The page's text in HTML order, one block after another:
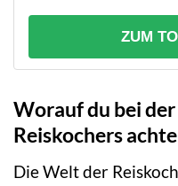
ZUM
Worauf du bei
Reiskochers
Die Welt der